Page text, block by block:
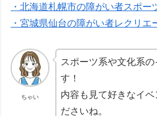
・北海道札幌市の障がい者スポー
・宮城県仙台の障がい者レクリエ
ちゃい
スポーツ系や文化系
す！
内容も見て好きなイベ
ださいね。